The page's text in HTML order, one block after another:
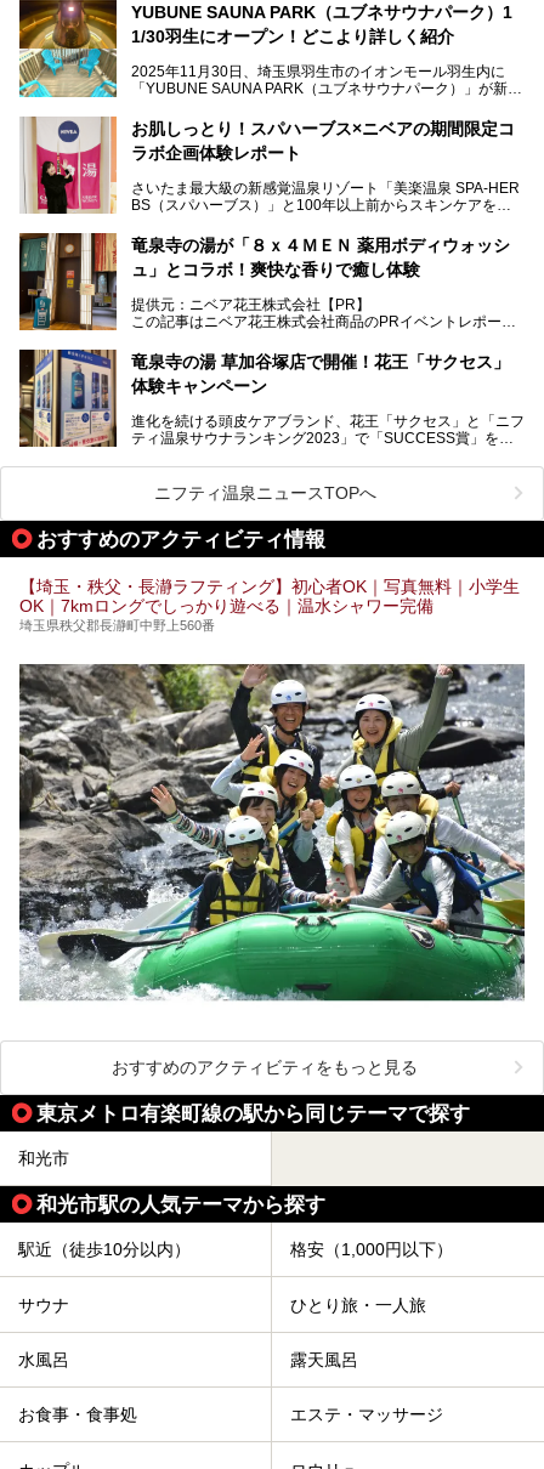
メインとなる黒湯の天然温泉や本格的なサウナをはじめ、4
種類のリラックスルームやお食事処、他施設とは一線を画す
てきました！
YUBUNE SAUNA PARK（ユブネサウナパーク）1
1/30羽生にオープン！どこより詳しく紹介
2025年11月30日、埼玉県羽生市のイオンモール羽生内に
「YUBUNE SAUNA PARK（ユブネサウナパーク）」が新規
今年の4月1日から楽久屋グループの一員となった「湯舞音
（ユブネ）」が新ブランド「YUBUNE SAUNA PARK」を立
湯舞音らしいサウナにこだわった遊び心満点の"銭湯×屋外サ
ウナ"施設で、男女別のお風呂のほか、水着やサウナ着で楽
ど、ユニークなポイントがいっぱい！
オープン前取材に行ってきましたので、早速どこより詳しく
紹介しちゃいます！
お肌しっとり！スパハーブス×ニベアの期間限定コ
ラボ企画体験レポート
さいたま最大級の新感覚温泉リゾート「美楽温泉 SPA-HER
BS（スパハーブス）」と100年以上前からスキンケアを考
読者モデルやインスタグラマーとして活躍している、美容＆
スパ大好きの畑瀬愛さんと取材してきました。
提供元：ニベア花王株式会社【PR】
この記事はニベア花王株式会社商品のPRイベントレポート
竜泉寺の湯が「８ｘ４ＭＥＮ 薬用ボディウォッシ
ュ」とコラボ！爽快な香りで癒し体験
提供元：ニベア花王株式会社【PR】
この記事はニベア花王株式会社商品のPRイベントレポート
ーーー
注目のボディウォッシュアイテム「８ｘ４ＭＥＮ 薬用ボデ
全国総合2位にランクインした人気温浴施設「竜泉寺の湯 草
加谷塚店」がコラボイベントを期間限定で開催中ということ
気になるその内容をチェックしてきました！
竜泉寺の湯 草加谷塚店で開催！花王「サクセス」
体験キャンペーン
進化を続ける頭皮ケアブランド、花王「サクセス」と「ニフ
ティ温泉サウナランキング2023」で「SUCCESS賞」を獲
ベントを開催。
早速訪問し、気になるその内容を取材してきました！
───
提供元：花王株式会社【PR】
す。
ニフティ温泉ニュースTOPへ
おすすめのアクティビティ情報
【埼玉・秩父・長瀞ラフティング】初心者OK｜写真無料｜小学生
OK｜7kmロングでしっかり遊べる｜温水シャワー完備
埼玉県秩父郡長瀞町中野上560番
おすすめのアクティビティをもっと見る
東京メトロ有楽町線の駅から同じテーマで探す
和光市
和光市駅の人気テーマから探す
駅近（徒歩10分以内） 格安（1,000円以下）
サウナ ひとり旅・一人旅
水風呂 露天風呂
お食事・食事処 エステ・マッサージ